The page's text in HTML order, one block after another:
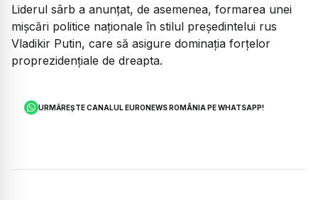
Liderul sârb a anunțat, de asemenea, formarea unei
mișcări politice naționale în stilul președintelui rus
Vladikir Putin, care să asigure dominația forțelor
proprezidențiale de dreapta.
URMĂREȘTE CANALUL EURONEWS ROMÂNIA PE WHATSAPP!